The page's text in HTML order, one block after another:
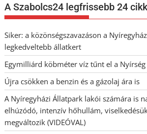
A Szabolcs24 legfrissebb 24
Siker: a közönségszavazáson a
legkedveltebb állatkert
Egymilliárd köbméter víz tűnt el a
Újra csökken a benzin és a gázolaj ára is
A Nyíregyházi Állatpark lakói számára is
elhúzódó, intenzív hőhullám,
megváltozik (VIDEÓVAL)